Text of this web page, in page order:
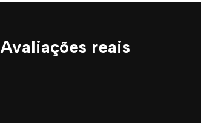
Avaliações reais